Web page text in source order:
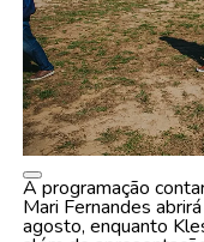
A programação
Mari Fernandes
agosto, enquanto